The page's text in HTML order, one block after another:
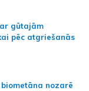
gūtajām
pēc atgriešanās
nozarē